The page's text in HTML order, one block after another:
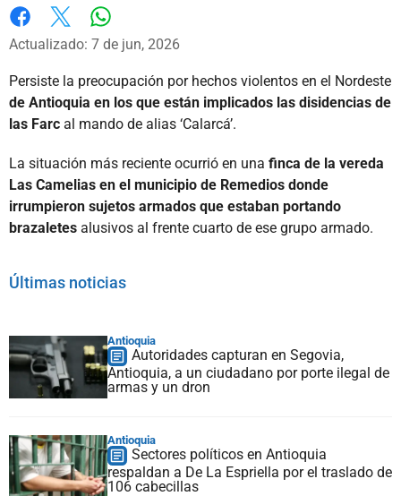
Facebook
X
Actualizado: 7 de jun, 2026
Persiste la preocupación por hechos violentos en el Nordeste
de Antioquia en los que están implicados las disidencias de
las Farc al mando de alias ‘Calarcá’.
La situación más reciente ocurrió en una finca de la vereda
Las Camelias en el municipio de Remedios donde
irrumpieron sujetos armados que estaban portando
brazaletes alusivos al frente cuarto de ese grupo armado.
Últimas noticias
Antioquia
Autoridades capturan en Segovia,
Antioquia, a un ciudadano por porte ilegal de
armas y un dron
Antioquia
Sectores políticos en Antioquia
respaldan a De La Espriella por el traslado de
106 cabecillas